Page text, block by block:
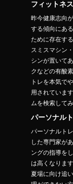
フィットネ
昨今健康志向
する傾向にあ
ために存在す
スミスマシン
シンが置いて
クなどの有酸
トレを本気で
用されていま
ムを検索して
パーソナル
パーソナルト
した専門家が
ングの指導を
は高くなりま
夏場に向け追